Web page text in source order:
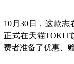
10月30日，这款
正式在天猫TOKIT
费者准备了优惠、